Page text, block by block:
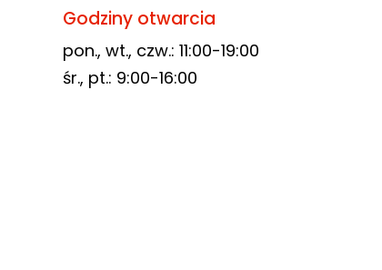
Godziny otwarcia
pon., wt., czw.: 11:00-19:00
śr., pt.: 9:00-16:00